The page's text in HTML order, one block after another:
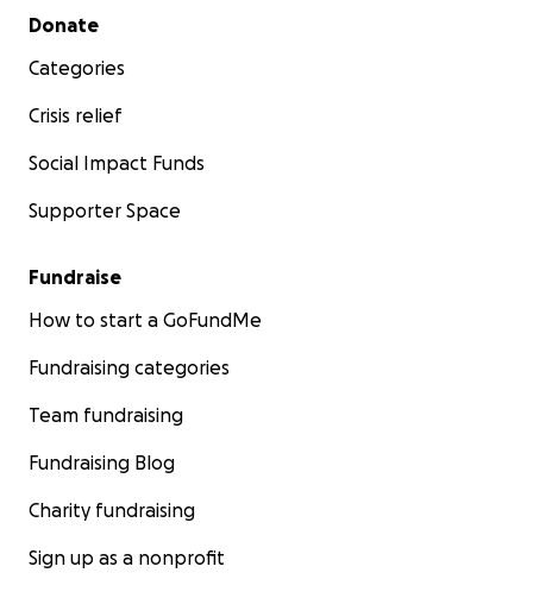
Secondary menu
Donate
Categories
Crisis relief
Social Impact Funds
Supporter Space
Fundraise
How to start a GoFundMe
Fundraising categories
Team fundraising
Fundraising Blog
Charity fundraising
Sign up as a nonprofit